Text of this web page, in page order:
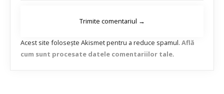
Acest site folosește Akismet pentru a reduce spamul. Află
cum sunt procesate datele comentariilor tale.